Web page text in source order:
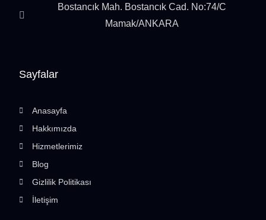
Sayfalar
Anasayfa
Hakkımızda
Hizmetlerimiz
Blog
Gizlilik Politikası
İletişim
Bostancık Mah. Bostancık Cad. No:74/C
Mamak/ANKARA